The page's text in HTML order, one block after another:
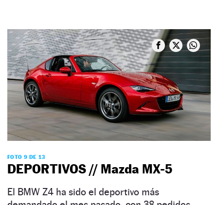
FOTO 9 DE 13
DEPORTIVOS // Mazda MX-5
El BMW Z4 ha sido el deportivo más